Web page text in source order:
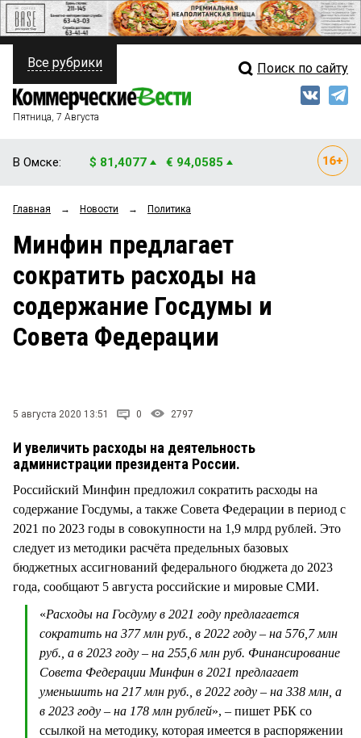
ПОЛИТИКА
ФИНАНСЫ
ОБЩЕСТВО
ЗАКОН
НОВОСТИ КОМПАНИЙ
ПРОИСШЕСТВИЯ
Свежий выпуск
Рейтинги
Блоги
Архив
Все рубрики Поиск по сайту
Пятница, 7 Августа
В Омске: $ 81,4077 € 94,0585
Главная → Новости → Политика
Минфин предлагает
сократить расходы на
содержание Госдумы и
Совета Федерации
5 августа 2020 13:51 0 2797
И увеличить расходы на деятельность
администрации президента России.
Российский Минфин предложил сократить расходы на
содержание Госдумы, а также Совета Федерации в период с
2021 по 2023 годы в совокупности на 1,9 млрд рублей. Это
следует из методики расчёта предельных базовых
бюджетных ассигнований федерального бюджета до 2023
года, сообщают 5 августа российские и мировые СМИ.
«Расходы на Госдуму в 2021 году предлагается
сократить на 377 млн руб., в 2022 году – на 576,7 млн
руб., а в 2023 году – на 255,6 млн руб. Финансирование
Совета Федерации Минфин в 2021 предлагает
уменьшить на 217 млн руб., в 2022 году – на 338 млн, а
в 2023 году – на 178 млн рублей», – пишет РБК со
ссылкой на методику, которая имеется в распоряжении